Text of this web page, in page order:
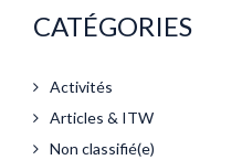
CATÉGORIES
Activités
Articles & ITW
Non classifié(e)